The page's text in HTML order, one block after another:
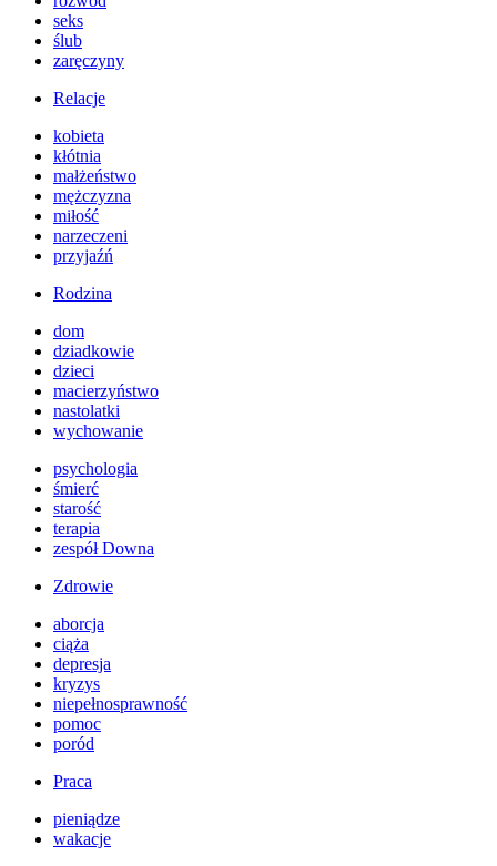
seks
ślub
zaręczyny
Relacje
kobieta
kłótnia
małżeństwo
mężczyzna
miłość
narzeczeni
przyjaźń
Rodzina
dom
dziadkowie
dzieci
macierzyństwo
nastolatki
wychowanie
psychologia
śmierć
starość
terapia
zespół Downa
Zdrowie
aborcja
ciąża
depresja
kryzys
niepełnosprawność
pomoc
poród
Praca
pieniądze
wakacje